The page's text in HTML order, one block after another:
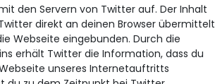
den Servern von Twitter auf. Der Inhalt
direkt an deinen Browser übermittelt
Webseite eingebunden. Durch die
erhält Twitter die Information, dass du
unseres Internetauftritts